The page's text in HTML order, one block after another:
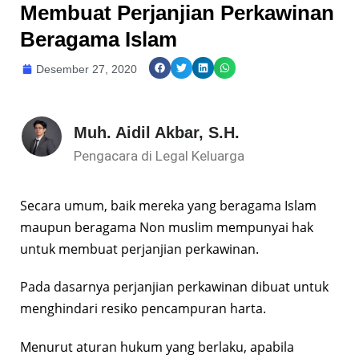
Membuat Perjanjian Perkawinan
Beragama Islam
Desember 27, 2020
Muh. Aidil Akbar, S.H.
Pengacara di Legal Keluarga
Secara umum, baik mereka yang beragama Islam
maupun beragama Non muslim mempunyai hak
untuk membuat perjanjian perkawinan.
Pada dasarnya perjanjian perkawinan dibuat untuk
menghindari resiko pencampuran harta.
Menurut aturan hukum yang berlaku, apabila